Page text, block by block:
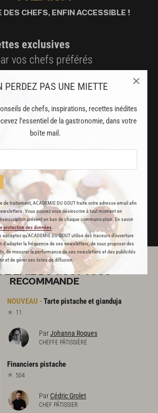
PERDEZ PAS UNE MIETTE
de chefs, inspirations, recettes inédites
l’essentiel de la gastronomie, dans votre
boîte mail.
de traitement, ACADEMIE DU GOUT traite votre adresse email afin
Vous pouvez vous désinscrire à tout moment en
présent en bas de chaque communication. En savoir
protection des données
acceptez qu'ACADEMIE DU GOUT utilise des traceurs d’ouverture
d’adapter la fréquence de ses newsletters, de vous proposer des
de mesurer la performance de ses newsletters et des publicités
et de gérer ses listes de diffusion.
×
DES CHEFS, ENFIN ACCESSIBLE !
exclusives
vos chefs préférés
de recettes
semaine
sans publicité
JE M'ABONNE
? JE ME CONNECTE
DU GOÛT VOUS
RECOMMANDE
Tartepistacheetgianduja
11
ParJohanna Roques
CHEFFE PÂTISSIÈRE
Financierspistache
504
Par Cédric Grolet
CHEF PÂTISSIER